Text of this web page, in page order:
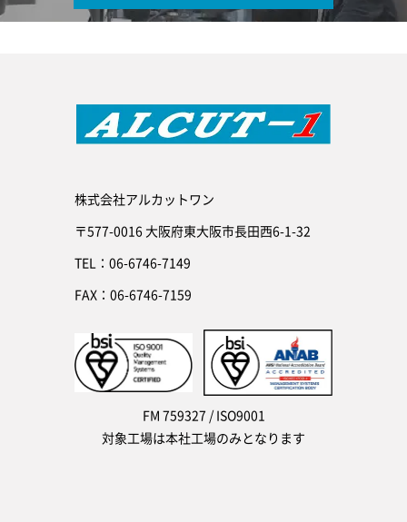
株式会社アルカットワン
〒577-0016 大阪府東大阪市長田西6-1-32
TEL：06-6746-7149
FAX：06-6746-7159
FM 759327 / ISO9001
対象工場は本社工場のみとなります